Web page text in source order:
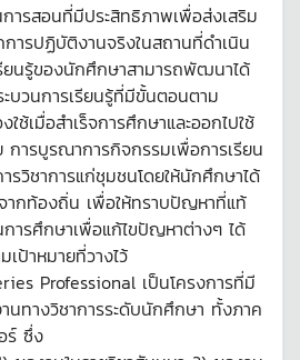
ารสอนที่มีประสิทธิภาพเพื่อส่งเสริม
การปฏิบัติงานจริงในสถานที่ดำเนิน
ยนรู้ของนักศึกษาสามารถพัฒนาได้
บวนการเรียนรู้ที่มีขั้นตอนตาม
เมื่อสำเร็จการศึกษาและออกไปใช้
ารบูรณาการกิจกรรมเพื่อการเรียน
รวิชาการแก่ชุมชนโดยให้นักศึกษาได้
ากท้องถิ่น เพื่อให้ทราบปัญหาที่แท้
การศึกษาเพื่อแก้ไขปัญหาต่างๆ ได้
ป้าหมายที่วางไว้
Professional เป็นโครงการที่มี
นทางวิชาการระดับนักศึกษา ทั้งภาค
ร์ ซึ่ง